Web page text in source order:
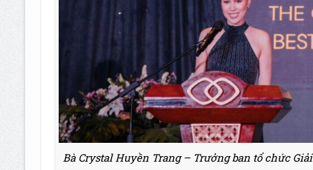
Bà Crystal Huyền Trang – Trưởng ban tổ chức